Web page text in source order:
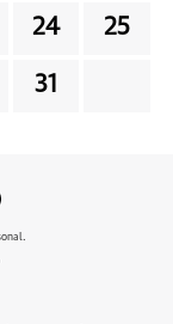
24 25
31